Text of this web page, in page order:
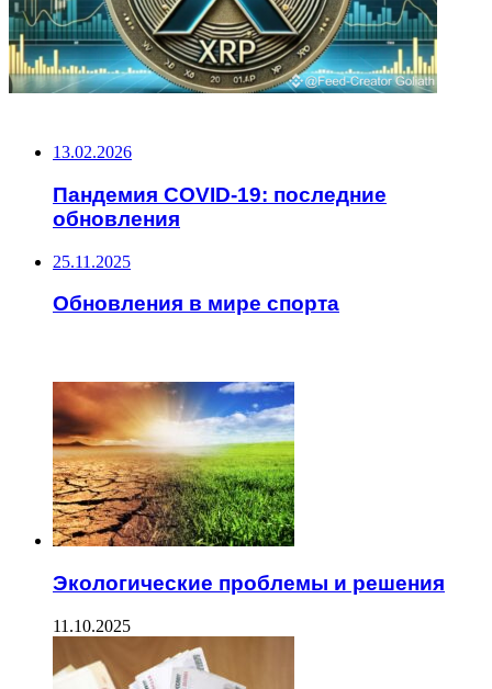
13.02.2026
Пандемия COVID-19: последние
обновления
25.11.2025
Обновления в мире спорта
Экологические проблемы и решения
11.10.2025